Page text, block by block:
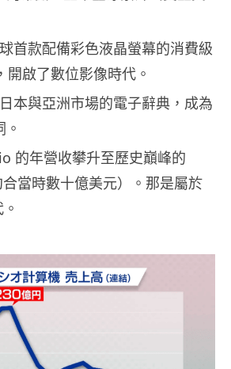
首款配備彩色液晶螢幕的消費級
開啟了數位影像時代。
本與亞洲市場的電子辭典，成為
的年營收攀升至歷史巔峰的
當時數十億美元）。那是屬於